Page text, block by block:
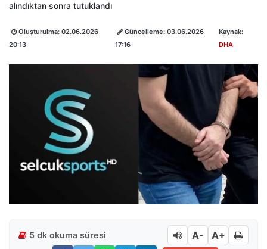
alındıktan sonra tutuklandı
Oluşturulma: 02.06.2026
20:13
Güncelleme: 03.06.2026
17:16
Kaynak:
DHA
5 dk okuma süresi A- A+